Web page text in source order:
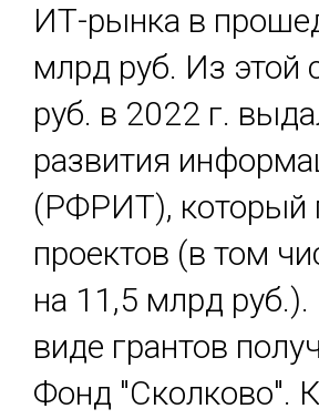
ИТ-рынка в
млрд руб. Из
руб. в 2022 г.
развития
(РФРИТ), который
проектов (в том
на 11,5 млрд
виде грантов
Фонд "Сколково".